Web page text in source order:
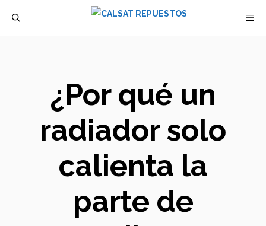
¿Por qué un
radiador solo
calienta la
parte de